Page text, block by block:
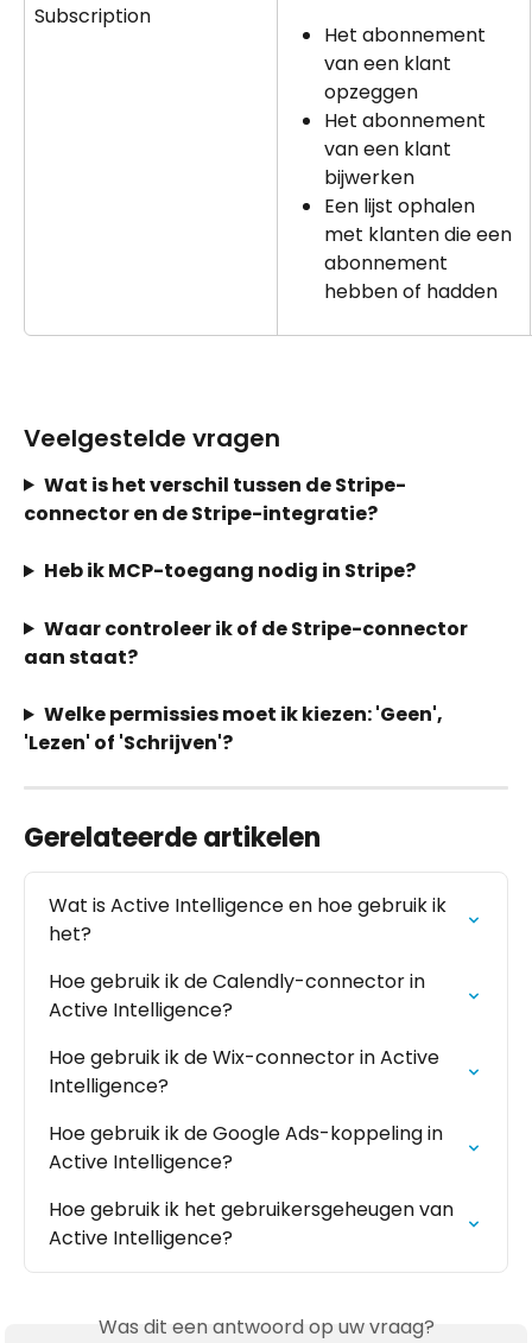
Subscription
Het abonnement
van een klant
opzeggen
Het abonnement
van een klant
bijwerken
Een lijst ophalen
met klanten die een
abonnement
hebben of hadden
Veelgestelde vragen
Wat is het verschil tussen de Stripe-
connector en de Stripe-integratie?
Heb ik MCP-toegang nodig in Stripe?
Waar controleer ik of de Stripe-connector
aan staat?
Welke permissies moet ik kiezen: 'Geen',
'Lezen' of 'Schrijven'?
Gerelateerde artikelen
Wat is Active Intelligence en hoe gebruik ik
het?
Hoe gebruik ik de Calendly-connector in
Active Intelligence?
Hoe gebruik ik de Wix-connector in Active
Intelligence?
Hoe gebruik ik de Google Ads-koppeling in
Active Intelligence?
Hoe gebruik ik het gebruikersgeheugen van
Active Intelligence?
Was dit een antwoord op uw vraag?